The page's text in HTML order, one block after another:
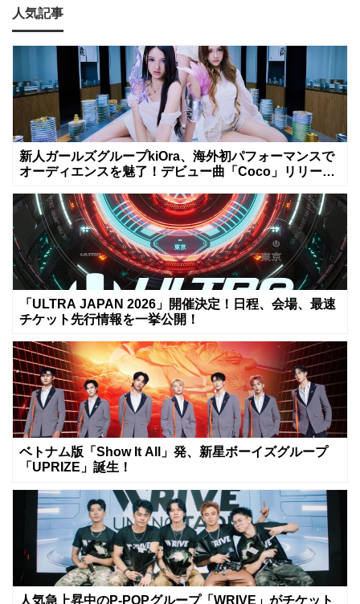
人気記事
新人ガールズグループkiOra、海外初パフォーマンスで
オーディエンスを魅了！デビュー曲「Coco」リリース
「ULTRA JAPAN 2026」開催決定！日程、会場、最速
チケット先行情報を一挙公開！
ベトナム版「Show It All」発、新星ボーイズグループ
「UPRIZE」誕生！
人気急上昇中のP-POPグループ「WRIVE」がチケット